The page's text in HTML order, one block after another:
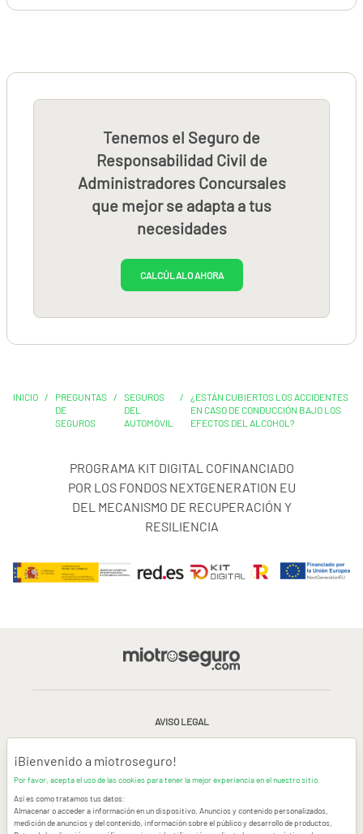
Tenemos el Seguro de
Responsabilidad Civil de
Administradores Concursales
que mejor se adapta a tus
necesidades
CALCÚLALO AHORA
INICIO /
PREGUNTAS
DE
SEGUROS
/
SEGUROS
DEL
AUTOMÓVIL
/
¿ESTÁN CUBIERTOS LOS ACCIDENTES
EN CASO DE CONDUCCIÓN BAJO LOS
EFECTOS DEL ALCOHOL?
PROGRAMA KIT DIGITAL COFINANCIADO
POR LOS FONDOS NEXTGENERATION EU
DEL MECANISMO DE RECUPERACIÓN Y
RESILIENCIA
AVISO LEGAL
CONDICIONES GENERALES DE USO
CONTACTAR
¡Bienvenido a miotroseguro!
Por favor, acepta el uso de las cookies para tener la mejor experiencia en el nuestro sitio.
Así es como tratamos tus datos:
Almacenar o acceder a información en un dispositivo, Anuncios y contenido personalizados,
medición de anuncios y del contenido, información sobre el público y desarrollo de productos,